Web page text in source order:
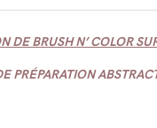
DE BRUSH N’ COLOR
PRÉPARATION